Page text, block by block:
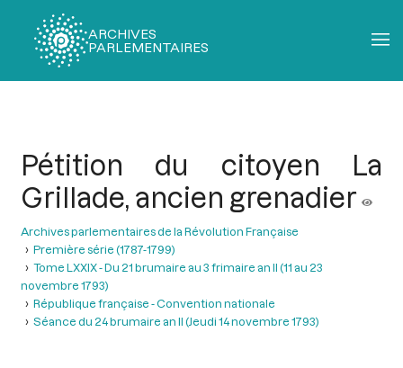
ARCHIVES
PARLEMENTAIRES
Pétition du citoyen La
Grillade, ancien grenadier
Archives parlementaires de la Révolution Française
Première série (1787-1799)
Tome LXXIX - Du 21 brumaire au 3 frimaire an II (11 au 23
novembre 1793)
République française - Convention nationale
Séance du 24 brumaire an II (Jeudi 14 novembre 1793)